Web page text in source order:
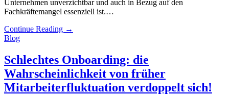
Unternehmen unverzichtbar und auch in Bezug auf den
Fachkräftemangel essenziell ist.…
Continue Reading →
Blog
Schlechtes Onboarding: die
Wahrscheinlichkeit von früher
Mitarbeiterfluktuation verdoppelt sich!